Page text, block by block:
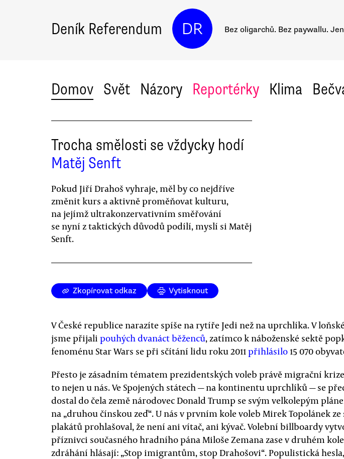
Deník Referendum DR Bez oligarchů. Bez paywallu.
Domov Svět Názory Reportérky Klima
Trocha smělosti se vždycky hodí
Matěj Senft
Pokud Jiří Drahoš vyhraje, měl by co nejdříve
změnit kurs a aktivně proměňovat kulturu,
na jejímž ultrakonzervativním směřování
se nyní z taktických důvodů podílí, myslí si Matěj
Senft.
Zkopírovat odkaz Vytisknout
V České republice narazíte spíše na rytíře Jedi než na uprchlíka. V
jsme přijali pouhých dvanáct běženců, zatímco k náboženské sektě
fenoménu Star Wars se při sčítání lidu roku 2011přihlásilo15 070
Přesto je zásadním tématem prezidentských voleb právě migrační
to nejen u nás. Ve Spojených státech — na kontinentu uprchlíků — se
dostal do čela země národovec Donald Trump se svým velkolepým
na „druhou čínskou zeď“. U nás v prvním kole voleb Mirek Topolánek ze
plakátů prohlašoval, že není ani vítač, ani kývač. Volební billboardy
příznivci současného hradního pána Miloše Zemana zase v druhém
zdráhání hlásají: „Stop imigrantům, stop Drahošovi“. Populistická